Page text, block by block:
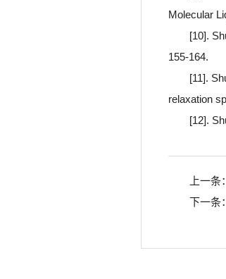
Molecular
[10].
155-164.
[11].
relaxation
[12].
上一条：
下一条：